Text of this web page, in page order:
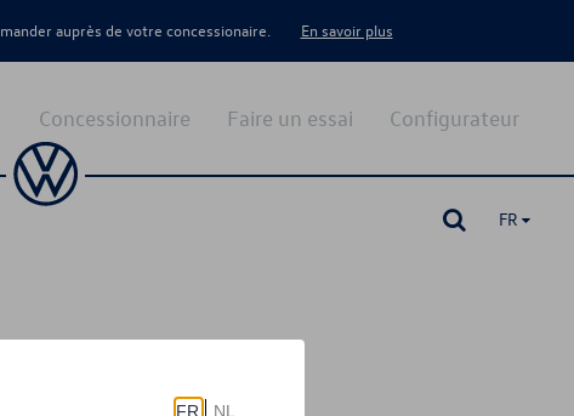
auprès de votre concessionaire. En savoir plus
Configurateur
Faire un essai
Concessionnaire
FR